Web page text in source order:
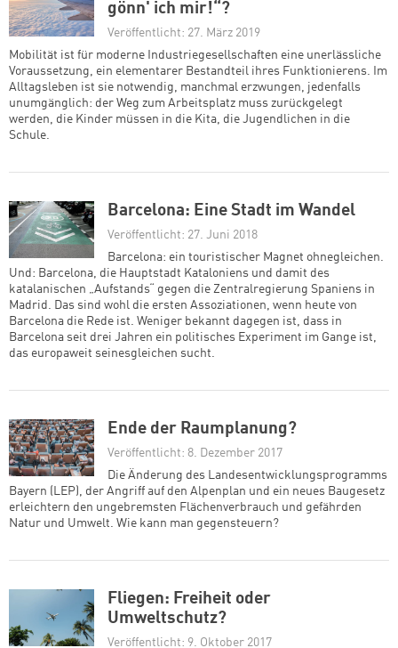
gönn' ich mir!“?
Veröffentlicht: 27. März 2019
Mobilität ist für moderne Industriegesellschaften eine unerlässliche
Voraussetzung, ein elementarer Bestandteil ihres Funktionierens. Im
Alltagsleben ist sie notwendig, manchmal erzwungen, jedenfalls
unumgänglich: der Weg zum Arbeitsplatz muss zurückgelegt
werden, die Kinder müssen in die Kita, die Jugendlichen in die
Schule.
Barcelona: Eine Stadt im Wandel
Veröffentlicht: 27. Juni 2018
Barcelona: ein touristischer Magnet ohnegleichen.
Und: Barcelona, die Hauptstadt Kataloniens und damit des
katalanischen „Aufstands“ gegen die Zentralregierung Spaniens in
Madrid. Das sind wohl die ersten Assoziationen, wenn heute von
Barcelona die Rede ist. Weniger bekannt dagegen ist, dass in
Barcelona seit drei Jahren ein politisches Experiment im Gange ist,
das europaweit seinesgleichen sucht.
Ende der Raumplanung?
Veröffentlicht: 8. Dezember 2017
Die Änderung des Landesentwicklungsprogramms
Bayern (LEP), der Angriff auf den Alpenplan und ein neues Baugesetz
erleichtern den ungebremsten Flächenverbrauch und gefährden
Natur und Umwelt. Wie kann man gegensteuern?
Fliegen: Freiheit oder
Umweltschutz?
Veröffentlicht: 9. Oktober 2017